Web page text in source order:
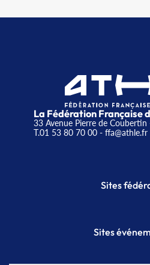
La Fédération Française
33 Avenue Pierre de
T.01 53 80 70 00- ffa@athle.fr
Sites
Plateforme
Sites